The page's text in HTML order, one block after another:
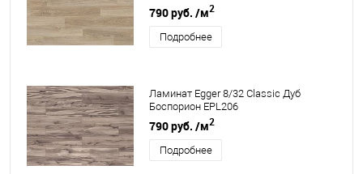
790 руб. /м2
Подробнее
Ламинат Egger 8/32 Classic Дуб
Боспорион EPL206
790 руб. /м2
Подробнее